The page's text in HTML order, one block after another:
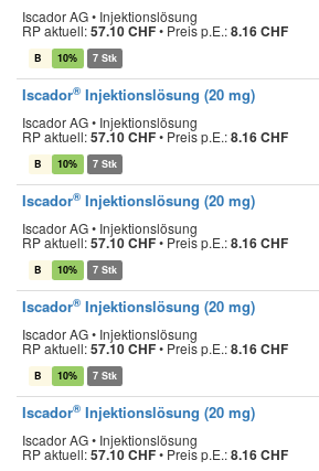
Iscador AG • Injektionslösung
RP aktuell:57.10 CHF• Preis p.E.:8.16 CHF
B 10% 7 Stk
Iscador® Injektionslösung (20 mg)
Iscador AG • Injektionslösung
RP aktuell:57.10 CHF• Preis p.E.:8.16 CHF
B 10% 7 Stk
Iscador® Injektionslösung (20 mg)
Iscador AG • Injektionslösung
RP aktuell:57.10 CHF• Preis p.E.:8.16 CHF
B 10% 7 Stk
Iscador® Injektionslösung (20 mg)
Iscador AG • Injektionslösung
RP aktuell:57.10 CHF• Preis p.E.:8.16 CHF
B 10% 7 Stk
Iscador® Injektionslösung (20 mg)
Iscador AG • Injektionslösung
RP aktuell:57.10 CHF• Preis p.E.:8.16 CHF